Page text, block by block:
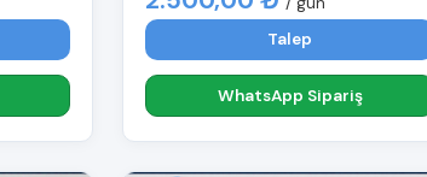
Talep
WhatsApp Sipariş